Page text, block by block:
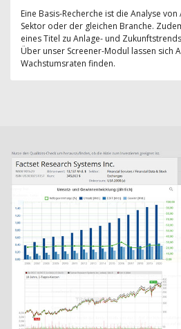
Eine Basis-Recherche ist die Analyse
Sektor oder der gleichen Branche.
eines Titel zu Anlage- und
Über unser Screener-Modul lassen sich
Wachstumsraten finden.